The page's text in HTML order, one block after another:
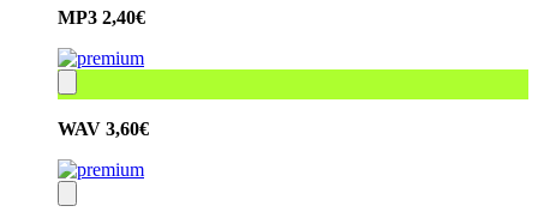
MP3 2,40€
WAV 3,60€